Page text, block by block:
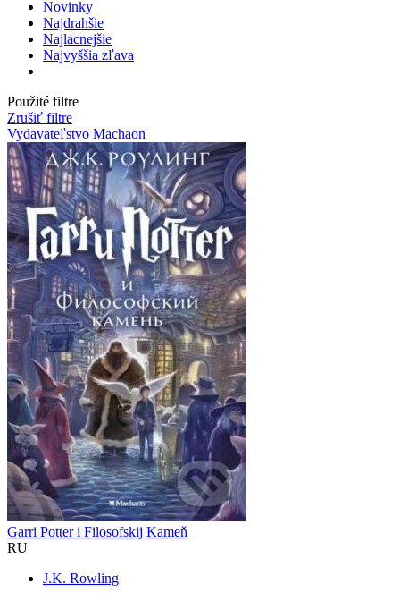
Novinky
Najdrahšie
Najlacnejšie
Najvyššia zľava
Použité filtre
Zrušiť filtre
Vydavateľstvo Machaon
Garri Potter i Filosofskij Kameň
RU
J.K. Rowling